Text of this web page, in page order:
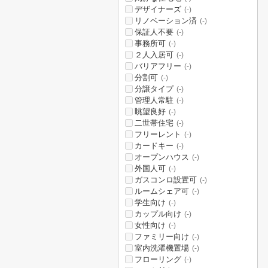
デザイナーズ (-)
リノベーション済 (-)
保証人不要 (-)
事務所可 (-)
２人入居可 (-)
バリアフリー (-)
分割可 (-)
分譲タイプ (-)
管理人常駐 (-)
眺望良好 (-)
二世帯住宅 (-)
フリーレント (-)
カードキー (-)
オープンハウス (-)
外国人可 (-)
ガスコンロ設置可 (-)
ルームシェア可 (-)
学生向け (-)
カップル向け (-)
女性向け (-)
ファミリー向け (-)
室内洗濯機置場 (-)
フローリング (-)